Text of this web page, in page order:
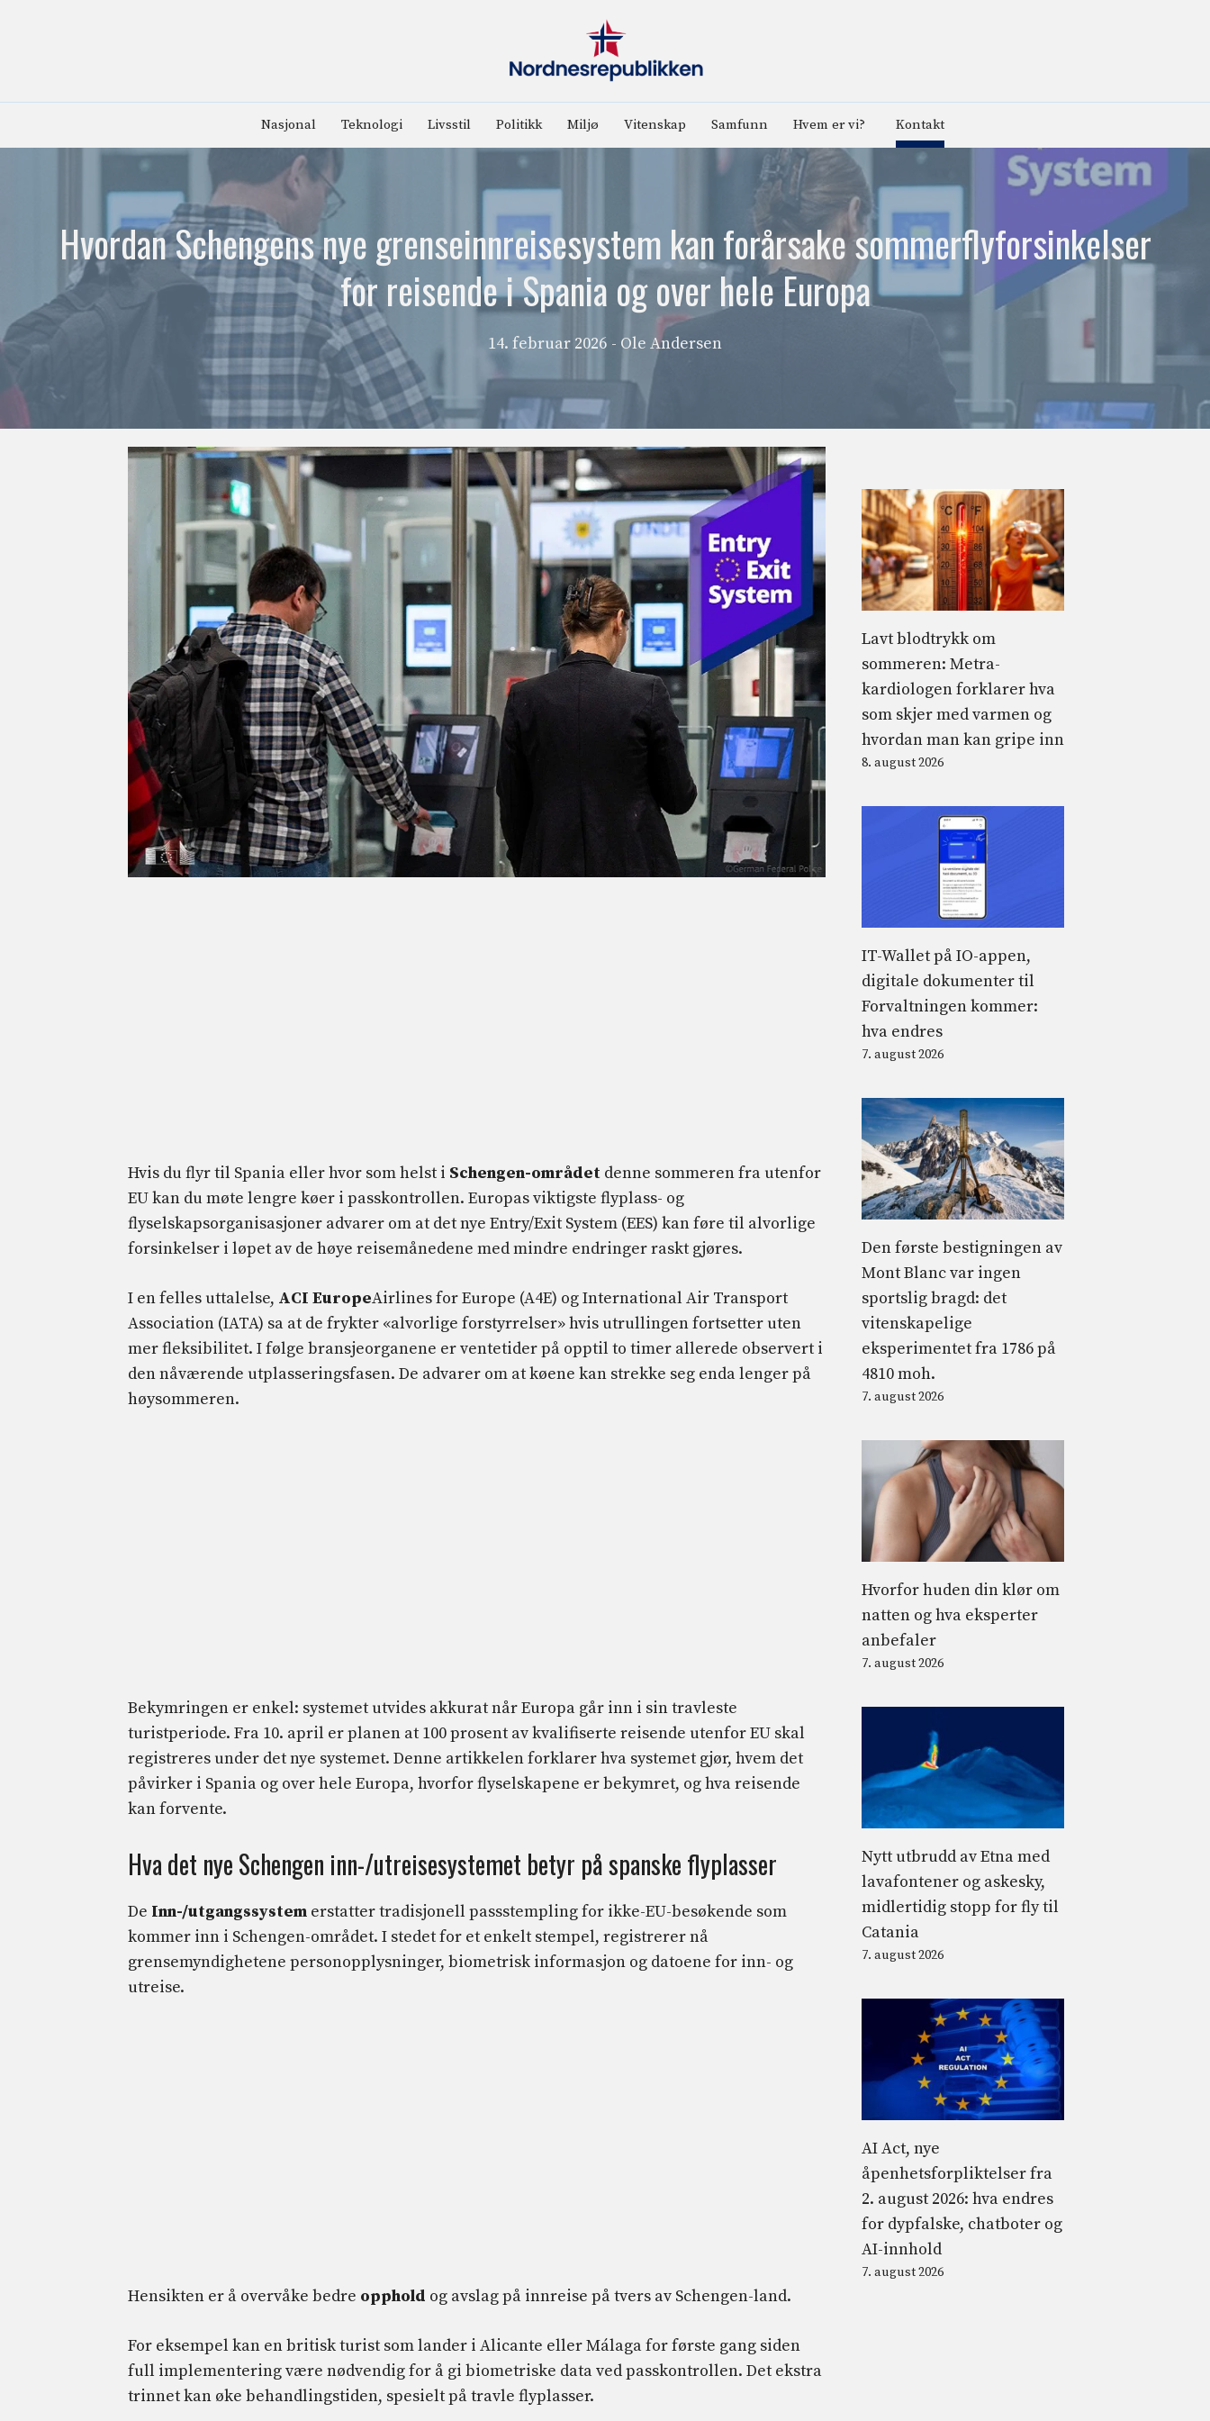
Nasjonal Teknologi Livsstil Politikk Miljø Vitenskap Samfunn Hvem er vi? Kontakt
Hvordan Schengens nye grenseinnreisesystem kan forårsake sommerflyforsinkelser
for reisende i Spania og over hele Europa
14. februar 2026 - Ole Andersen
Hvis du flyr til Spania eller hvor som helst i Schengen-området denne sommeren fra utenfor
EU kan du møte lengre køer i passkontrollen. Europas viktigste flyplass- og
flyselskapsorganisasjoner advarer om at det nye Entry/Exit System (EES) kan føre til alvorlige
forsinkelser i løpet av de høye reisemånedene med mindre endringer raskt gjøres.
I en felles uttalelse, ACI EuropeAirlines for Europe (A4E) og International Air Transport
Association (IATA) sa at de frykter «alvorlige forstyrrelser» hvis utrullingen fortsetter uten
mer fleksibilitet. I følge bransjeorganene er ventetider på opptil to timer allerede observert i
den nåværende utplasseringsfasen. De advarer om at køene kan strekke seg enda lenger på
høysommeren.
Bekymringen er enkel: systemet utvides akkurat når Europa går inn i sin travleste
turistperiode. Fra 10. april er planen at 100 prosent av kvalifiserte reisende utenfor EU skal
registreres under det nye systemet. Denne artikkelen forklarer hva systemet gjør, hvem det
påvirker i Spania og over hele Europa, hvorfor flyselskapene er bekymret, og hva reisende
kan forvente.
Hva det nye Schengen inn-/utreisesystemet betyr på spanske flyplasser
De Inn-/utgangssystem erstatter tradisjonell passstempling for ikke-EU-besøkende som
kommer inn i Schengen-området. I stedet for et enkelt stempel, registrerer nå
grensemyndighetene personopplysninger, biometrisk informasjon og datoene for inn- og
utreise.
Hensikten er å overvåke bedre opphold og avslag på innreise på tvers av Schengen-land.
For eksempel kan en britisk turist som lander i Alicante eller Málaga for første gang siden
full implementering være nødvendig for å gi biometriske data ved passkontrollen. Det ekstra
trinnet kan øke behandlingstiden, spesielt på travle flyplasser.
Lavt blodtrykk om
sommeren: Metra-
kardiologen forklarer hva
som skjer med varmen og
hvordan man kan gripe inn
8. august 2026
IT-Wallet på IO-appen,
digitale dokumenter til
Forvaltningen kommer:
hva endres
7. august 2026
Den første bestigningen av
Mont Blanc var ingen
sportslig bragd: det
vitenskapelige
eksperimentet fra 1786 på
4810 moh.
7. august 2026
Hvorfor huden din klør om
natten og hva eksperter
anbefaler
7. august 2026
Nytt utbrudd av Etna med
lavafontener og askesky,
midlertidig stopp for fly til
Catania
7. august 2026
AI Act, nye
åpenhetsforpliktelser fra
2. august 2026: hva endres
for dypfalske, chatboter og
AI-innhold
7. august 2026